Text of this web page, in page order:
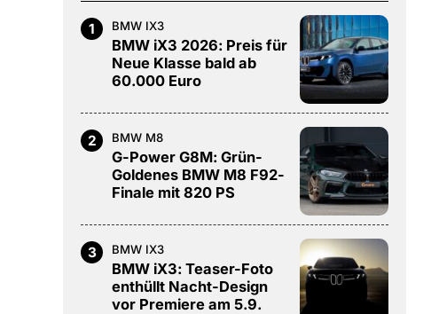
1 BMW IX3
BMW iX3 2026: Preis für
Neue Klasse bald ab
60.000 Euro
2 BMW M8
G-Power G8M: Grün-
Goldenes BMW M8 F92-
Finale mit 820 PS
3 BMW IX3
BMW iX3: Teaser-Foto
enthüllt Nacht-Design
vor Premiere am 5.9.